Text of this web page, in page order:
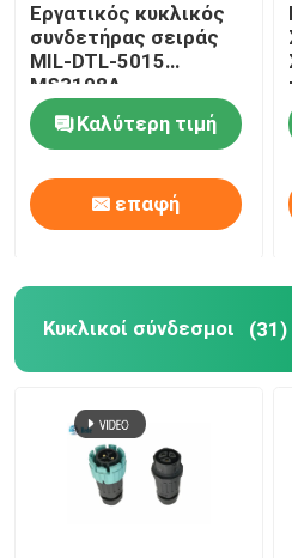
Εργατικός κυκλικός
συνδετήρας σειράς
MIL-DTL-5015
MS3108A
Καλύτερη τιμή
επαφή
Κυκλικοί σύνδεσμοι (31)